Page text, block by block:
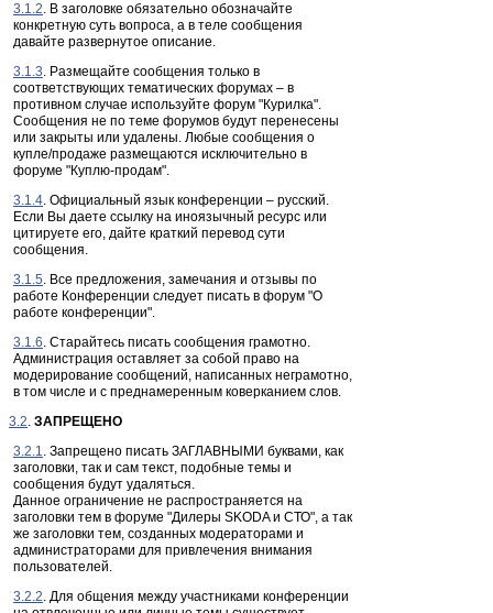
3.1.2. В заголовке обязательно обозначайте
конкретную суть вопроса, а в теле сообщения
давайте развернутое описание.
3.1.3. Размещайте сообщения только в
соответствующих тематических форумах – в
противном случае используйте форум "Курилка".
Сообщения не по теме форумов будут перенесены
или закрыты или удалены. Любые сообщения о
купле/продаже размещаются исключительно в
форуме "Куплю-продам".
3.1.4. Официальный язык конференции – русский.
Если Вы даете ссылку на иноязычный ресурс или
цитируете его, дайте краткий перевод сути
сообщения.
3.1.5. Все предложения, замечания и отзывы по
работе Конференции следует писать в форум "О
работе конференции".
3.1.6. Старайтесь писать сообщения грамотно.
Администрация оставляет за собой право на
модерирование сообщений, написанных неграмотно,
в том числе и с преднамеренным коверканием слов.
3.2. ЗАПРЕЩЕНО
3.2.1. Запрещено писать ЗАГЛАВНЫМИ буквами, как
заголовки, так и сам текст, подобные темы и
сообщения будут удаляться.
Данное ограничение не распространяется на
заголовки тем в форуме "Дилеры SKODA и СТО", а так
же заголовки тем, созданных модераторами и
администраторами для привлечения внимания
пользователей.
3.2.2. Для общения между участниками конференции